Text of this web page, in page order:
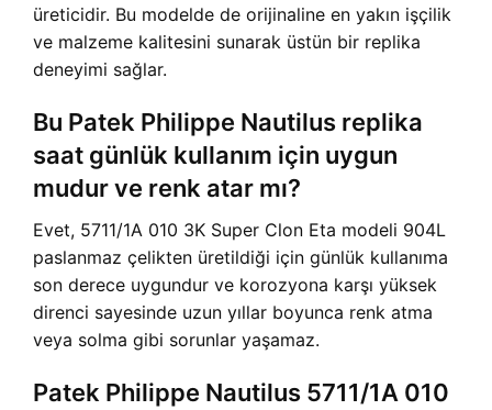
üreticidir. Bu modelde de orijinaline en yakın işçilik
ve malzeme kalitesini sunarak üstün bir replika
deneyimi sağlar.
Bu Patek Philippe Nautilus replika
saat günlük kullanım için uygun
mudur ve renk atar mı?
Evet, 5711/1A 010 3K Super Clon Eta modeli 904L
paslanmaz çelikten üretildiği için günlük kullanıma
son derece uygundur ve korozyona karşı yüksek
direnci sayesinde uzun yıllar boyunca renk atma
veya solma gibi sorunlar yaşamaz.
Patek Philippe Nautilus 5711/1A 010